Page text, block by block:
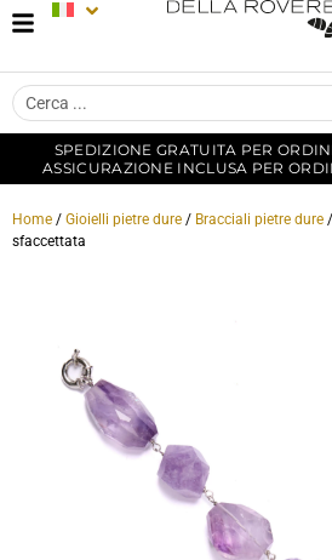
SPEDIZIONE GRATUITA PER
ASSICURAZIONE INCLUSA PER
Home / Gioielli pietre dure / Bracciali pietre dure
sfaccettata